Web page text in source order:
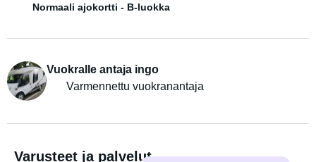
Normaali ajokortti - B-luokka
Vuokralle antaja ingo
Varmennettu vuokranantaja
Varusteet ja palvelut